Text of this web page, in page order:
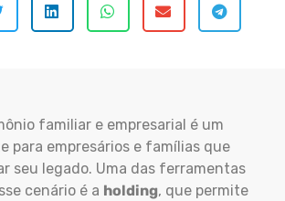
familiar e empresarial é um
para empresários e famílias que
seu legado. Uma das ferramentas
cenário é a holding, que permite